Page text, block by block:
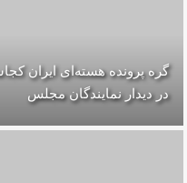
گره پرونده‌ هسته‌ای ایران
در دیدار نمایندگان مجلس